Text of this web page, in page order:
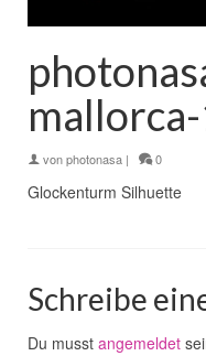
vonphotonasa | 0
Glockenturm Silhuette
Schreibe
Du musst angemeldet